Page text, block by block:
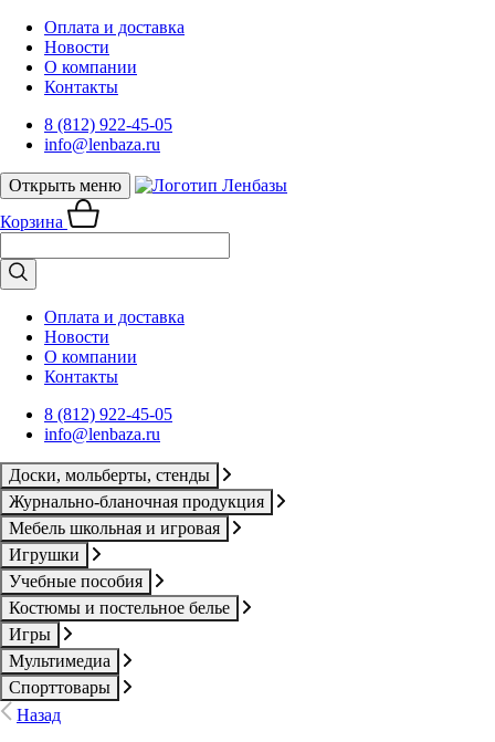
Оплата и доставка
Новости
О компании
Контакты
8 (812) 922-45-05
info@lenbaza.ru
Открыть меню
Корзина
Оплата и доставка
Новости
О компании
Контакты
8 (812) 922-45-05
info@lenbaza.ru
Доски, мольберты, стенды
Журнально-бланочная продукция
Мебель школьная и игровая
Игрушки
Учебные пособия
Костюмы и постельное белье
Игры
Мультимедиа
Спорттовары
Назад